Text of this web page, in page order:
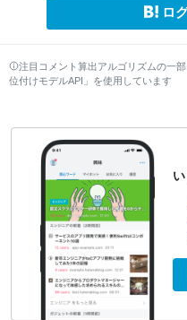
ロ
注目コメント算出アルゴリズムの一
位付けモデルAPI」を使用しています